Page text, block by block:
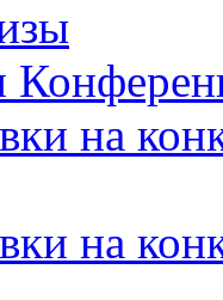
на
на